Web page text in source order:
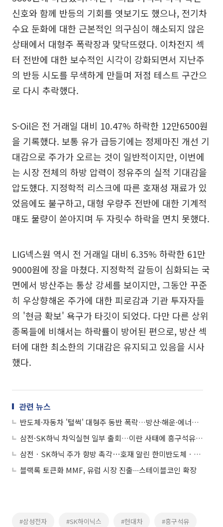
신호와 함께 반등의 기회를 엿보기도 했으나, 전기차
수요 둔화에 대한 근본적인 의구심이 해소되지 않은
상태에서 대형주 폭락장과 맞닥뜨렸다. 이차전지 섹
터 전반에 대한 보수적인 시각이 강화되면서 지난주
의 반등 시도를 무색하게 만들며 저점 테스트 구간으
로 다시 추락했다.
S-Oil은 전 거래일 대비 10.47% 하락한 12만6500원
을 기록했다. 보통 유가 급등기에는 정제마진 개선 기
대감으로 주가가 오르는 것이 일반적이지만, 이번에
는 시장 전체의 하방 압력이 정유주의 실적 기대감을
압도했다. 지정학적 리스크에 따른 호재성 재료가 있
었음에도 불구하고, 대형 우량주 전반에 대한 기계적
매도 물량이 쏟아지며 두 자릿수 하락을 면치 못했다.
LIG넥스원 역시 전 거래일 대비 6.35% 하락한 61만
9000원에 장을 마쳤다. 지정학적 갈등이 심화되는 국
면에서 방산주는 통상 강세를 보이지만, 그동안 꾸준
히 우상향해온 주가에 대한 피로감과 기관 투자자들
의 '현금 확보' 욕구가 타깃이 되었다. 다만 다른 상위
종목들에 비해서는 하락률이 방어된 편으로, 방산 섹
터에 대한 최소한의 기대감은 유지되고 있음을 시사
했다.
관련 뉴스
반도체·자동차 '털썩' 대형주 동반 폭락…방산·해운·에너지 '나홀로 질주'
삼전·SK하닉 차익실현 일부 출회…이란 사태에 흥구석유 관심↑
삼전ㆍSK하닉 주가 향방 촉각⋯호재 알린 한미반도체ㆍ삼천당제약 관심↑
블랙록 토큰화 MMF, 유럽 시장 진출∙∙∙스테이블코인 확장
#삼성전자 #SK하이닉스 #현대차 #흥구석유